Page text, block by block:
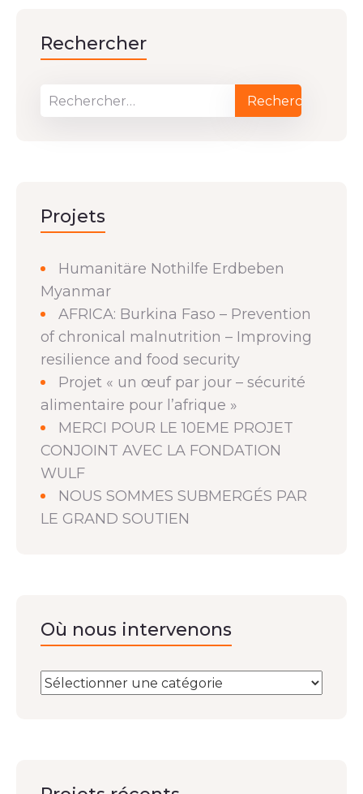
Rechercher
Projets
Humanitäre Nothilfe Erdbeben
Myanmar
AFRICA: Burkina Faso – Prevention
of chronical malnutrition – Improving
resilience and food security
Projet « un œuf par jour – sécurité
alimentaire pour l’afrique »
MERCI POUR LE 10EME PROJET
CONJOINT AVEC LA FONDATION
WULF
NOUS SOMMES SUBMERGÉS PAR
LE GRAND SOUTIEN
Où nous intervenons